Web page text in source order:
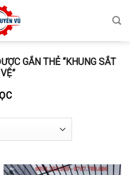
GẮN THẺ “KHUNG SẮT